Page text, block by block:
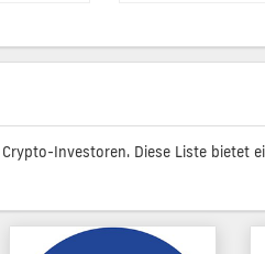
Investoren. Diese Liste bietet